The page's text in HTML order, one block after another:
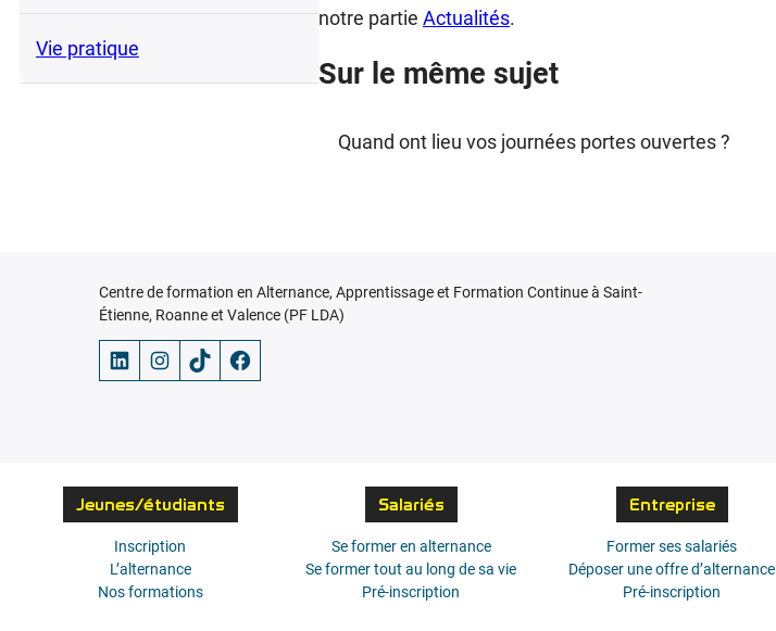
Vie pratique
notre partie Actualités.
Sur le même sujet
Quand ont lieu vos journées portes ouvertes ?
Centre de formation en Alternance, Apprentissage et Formation Continue à Saint-
Étienne, Roanne et Valence (PF LDA)
LinkedIn Instagram TikTok Facebook
Jeunes/étudiants
Inscription
L’alternance
Nos formations
Salariés
Se former en alternance
Se former tout au long de sa vie
Pré-inscription
Entreprise
Former ses salariés
Déposer une offre d’alternance
Pré-inscription